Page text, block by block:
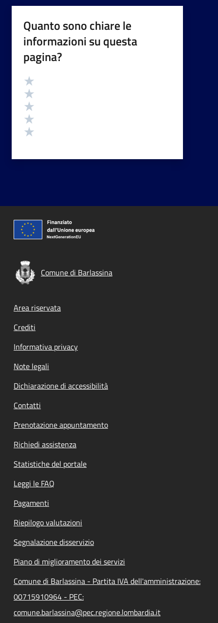
Quanto sono chiare le
informazioni su questa
pagina?
Valutazione
Comune di Barlassina
Footer menu
Area riservata
Crediti
Informativa privacy
Note legali
Dichiarazione di accessibilità
Contatti
Prenotazione appuntamento
Richiedi assistenza
Statistiche del portale
Leggi le FAQ
Pagamenti
Riepilogo valutazioni
Segnalazione disservizio
Piano di miglioramento dei servizi
Comune di Barlassina - Partita IVA dell'amministrazione:
00715910964 - PEC:
comune.barlassina@pec.regione.lombardia.it